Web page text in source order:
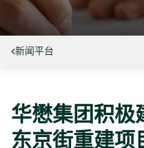
新闻平台
华懋集团积极
东京街重建项